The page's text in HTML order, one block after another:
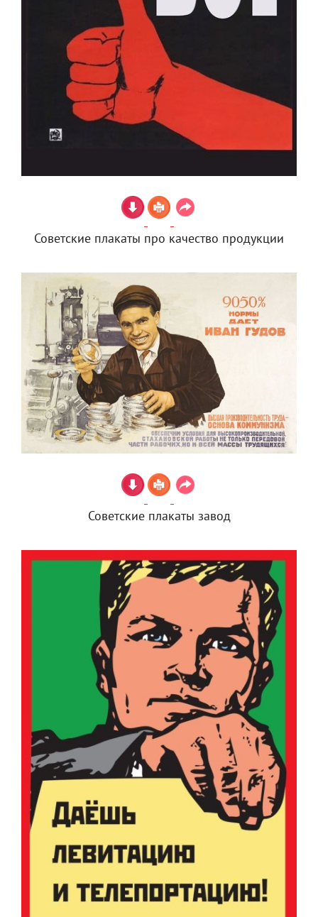
Советские плакаты про качество продукции
Советские плакаты завод